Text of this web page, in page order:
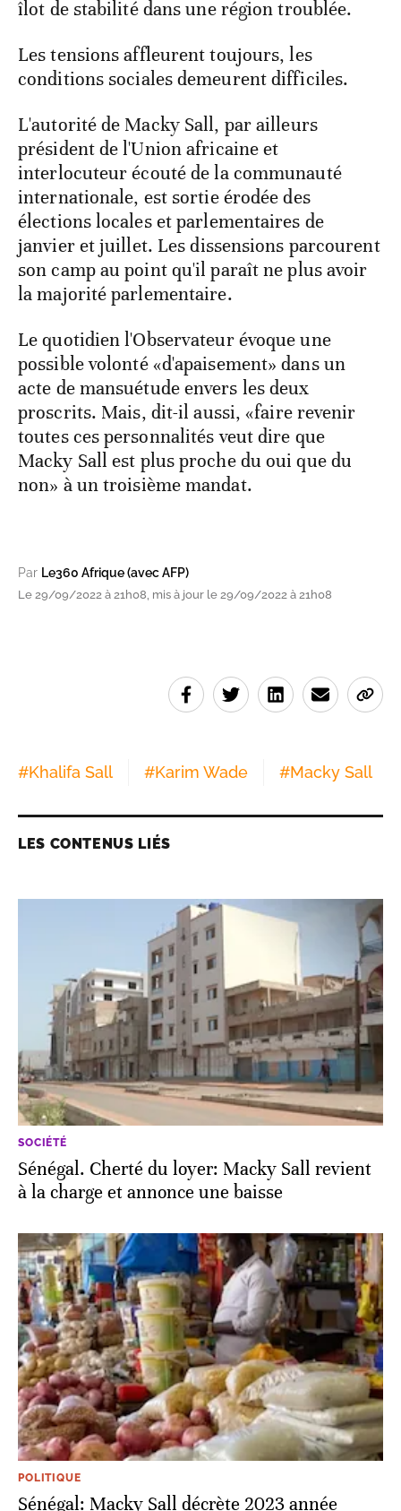
îlot de stabilité dans une région troublée.
Les tensions affleurent toujours, les
conditions sociales demeurent difficiles.
L'autorité de Macky Sall, par ailleurs
président de l'Union africaine et
interlocuteur écouté de la communauté
internationale, est sortie érodée des
élections locales et parlementaires de
janvier et juillet. Les dissensions parcourent
son camp au point qu'il paraît ne plus avoir
la majorité parlementaire.
Le quotidien l'Observateur évoque une
possible volonté «d'apaisement» dans un
acte de mansuétude envers les deux
proscrits. Mais, dit-il aussi, «faire revenir
toutes ces personnalités veut dire que
Macky Sall est plus proche du oui que du
non» à un troisième mandat.
Par Le360 Afrique (avec AFP)
Le 29/09/2022 à 21h08, mis à jour le 29/09/2022 à 21h08
#Khalifa Sall #Karim Wade #Macky Sall
LES CONTENUS LIÉS
SOCIÉTÉ
Sénégal. Cherté du loyer: Macky Sall revient
à la charge et annonce une baisse
POLITIQUE
Sénégal: Macky Sall décrète 2023 année